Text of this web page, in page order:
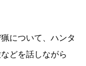
について、ハンタ
などを話しながら